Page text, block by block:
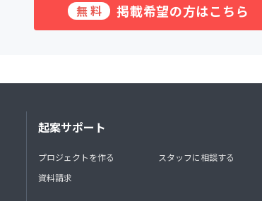
無料 掲載希望の方はこちら
起案サポート
プロジェクトを作る
資料請求
スタッフに相談する